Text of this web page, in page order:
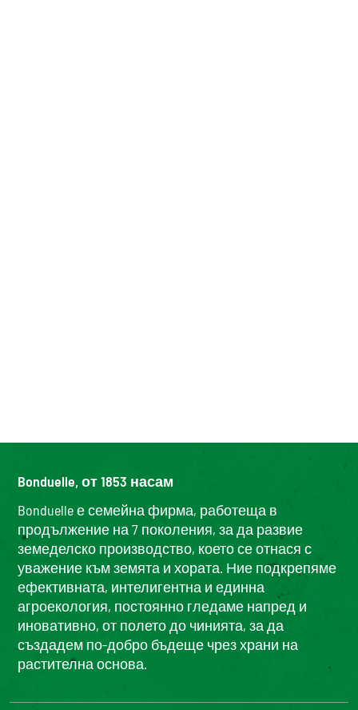
Bonduelle, от 1853 насам
Bonduelle е семейна фирма, работеща в
продължение на 7 поколения, за да развие
земеделско производство, което се отнася с
уважение към земята и хората. Ние подкрепяме
ефективната, интелигентна и единна
агроекология, постоянно гледаме напред и
иновативно, от полето до чинията, за да
създадем по-добро бъдеще чрез храни на
растителна основа.